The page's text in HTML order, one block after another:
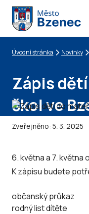
Drobečková navigace
Úvodní stránka Novinky
Zápis
škol ve
Zveřejněno: 5. 3. 2025
6. května a 7. května
K zápisu budete
občanský průkaz
rodný list dítěte